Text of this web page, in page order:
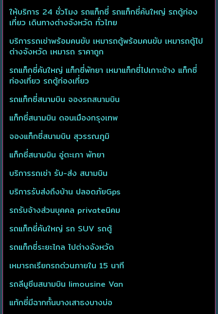
ให้บริการ 24 ชั่วโมง รถแท็กซี่ รถแท็กซี่คันใหญ่ รถตู้ท่อง
เที่ยว เดินทางต่างจังหวัด ทั่วไทย
บริการรถเช่าพร้อมคนขับ เหมารถตู้พร้อมคนขับ เหมารถตู้ไป
ต่างจังหวัด เหมารถ ราคาถูก
รถแท็กซี่คันใหญ่ แท็กซี่พัทยา เหมาแท็กซี่ไปเกาะช้าง แท็กซี่
ท่องเที่ยว รถตู้ท่องเที่ยว
รถแท็กซี่สนามบิน จองรถสนามบิน
แท็กซี่สนามบิน ดอนเมืองกรุงเทพ
จองแท็กซี่สนามบิน สุวรรณภูมิ
แท็กซี่สนามบิน อู่ตะเภา พัทยา
บริการรถเช่า รับ-ส่ง สนามบิน
บริการรับส่งถึงบ้าน ปลอดภัยGps
รถรับจ้างส่วนบุคคล privateนิคม
รถแท็กซี่คันใหญ่ รถ SUV รถตู้
รถแท็กซี่ระยะไกล ไปต่างจังหวัด
เหมารถเรียกรถด่วนภายใน 15 นาที
รถลีมูซีนสนามบิน limousine Van
แท้กซี่มีฉากกั้นบางเสาธงบางบ่อ